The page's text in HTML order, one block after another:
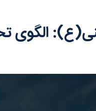
الگوی